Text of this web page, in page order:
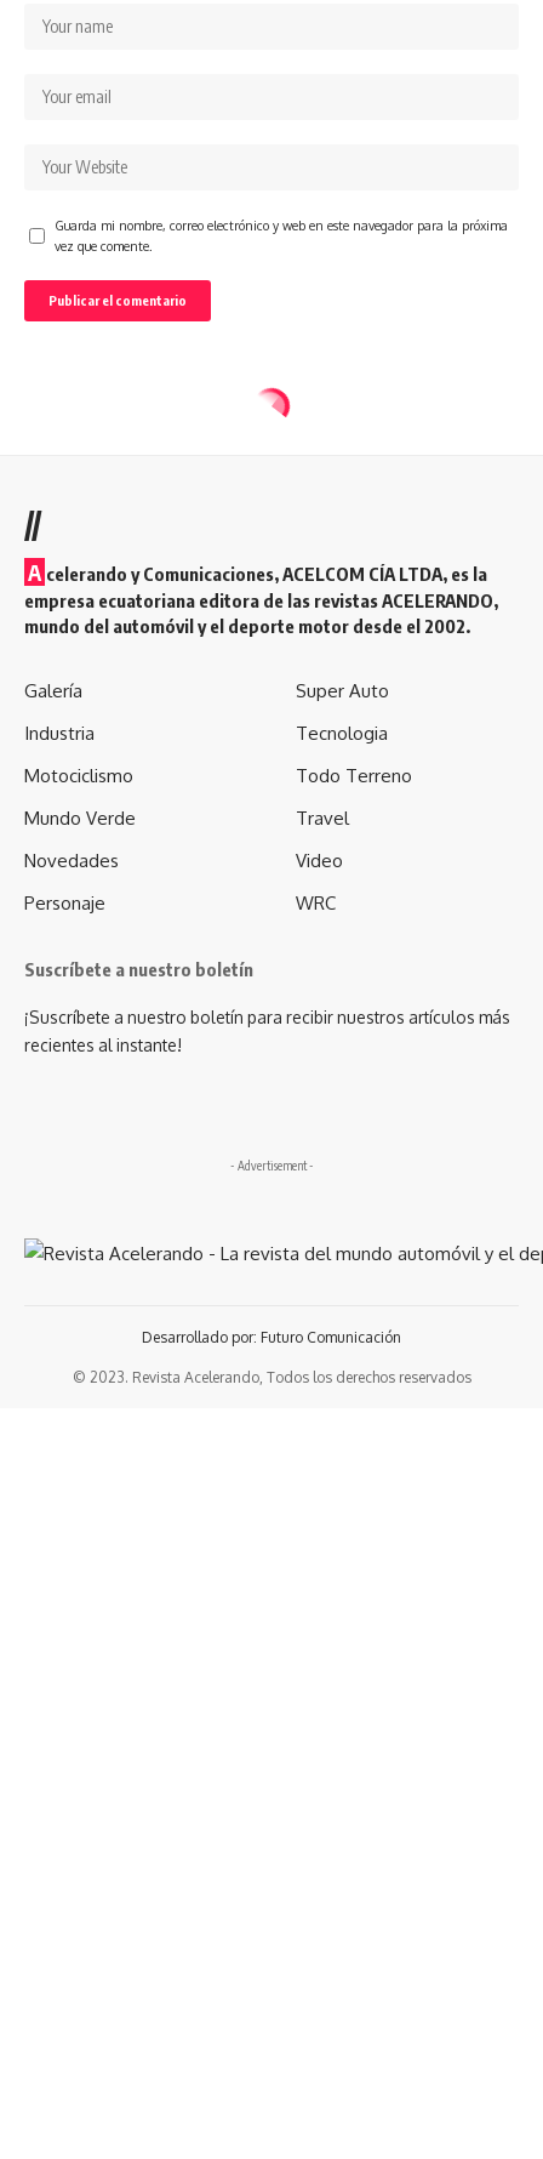
Guarda mi nombre, correo electrónico y web en este navegador para la próxima
vez que comente.
//
A celerando y Comunicaciones, ACELCOM CÍA LTDA, es la
empresa ecuatoriana editora de las revistas ACELERANDO,
mundo del automóvil y el deporte motor desde el 2002.
Galería
Industria
Motociclismo
Mundo Verde
Novedades
Personaje
Super Auto
Tecnologia
Todo Terreno
Travel
Video
WRC
Suscríbete a nuestro boletín
¡Suscríbete a nuestro boletín para recibir nuestros artículos más
recientes al instante!
- Advertisement -
© 2023. Revista Acelerando, Todos los derechos reservados
Desarrollado por: Futuro Comunicación